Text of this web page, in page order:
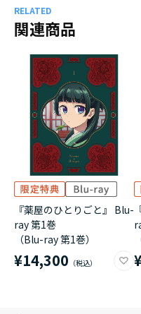
RELATED
関連商品
『薬屋のひとりごと』 Blu-
ray 第1巻
（Blu-ray 第1巻）
¥14,300